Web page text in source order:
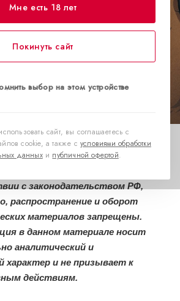
Мне есть 18 лет
Покинуть сайт
выбор на этом устройстве
сайт, вы соглашаетесь с
cookie, а также сусловиями обработки
данныхи публичной офертой.
и уголовных
с законодательством РФ,
распространение и оборот
материалов запрещены.
в данном материале носит
аналитический и
характер и не призывает к
действиям.